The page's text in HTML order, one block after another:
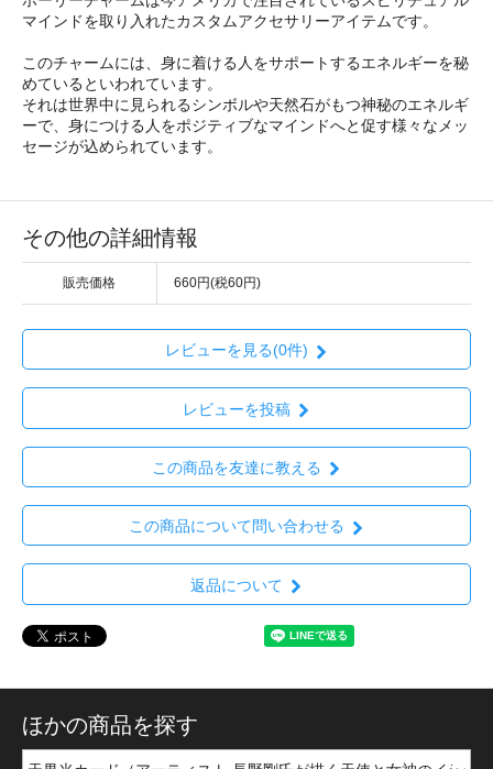
マインドを取り入れたカスタムアクセサリーアイテムです。
このチャームには、身に着ける人をサポートするエネルギーを秘
めているといわれています。
それは世界中に見られるシンボルや天然石がもつ神秘のエネルギ
ーで、身につける人をポジティブなマインドへと促す様々なメッ
セージが込められています。
その他の詳細情報
販売価格 660円(税60円)
レビューを見る(0件)
レビューを投稿
この商品を友達に教える
この商品について問い合わせる
返品について
ほかの商品を探す